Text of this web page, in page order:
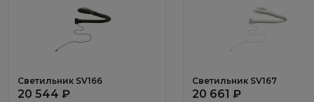
Светильник SV166
20 544 ₽
Светильник SV167
20 661 ₽